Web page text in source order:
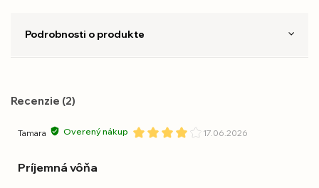
Podrobnosti o produkte
Recenzie (2)
Tamara Overený nákup 17.06.2026
Príjemná vôňa